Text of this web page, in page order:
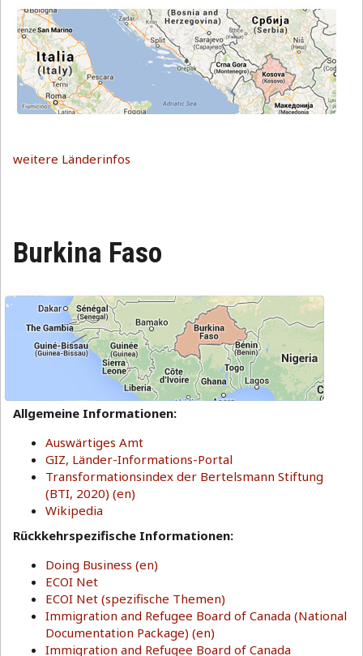
weitere Länderinfos
Burkina Faso
Allgemeine Informationen:
Auswärtiges Amt
GIZ, Länder-Informations-Portal
Transformationsindex der Bertelsmann Stiftung
(BTI, 2020) (en)
Wikipedia
Rückkehrspezifische Informationen:
Doing Business (en)
ECOI Net
ECOI Net (spezifische Themen)
Immigration and Refugee Board of Canada (National
Documentation Package) (en)
Immigration and Refugee Board of Canada